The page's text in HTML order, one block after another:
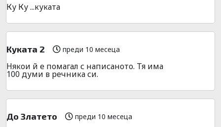
Ку Ку ...куката
Куката 2 преди 10 месеца
Някои й е помагал с написаното. Тя има
100 думи в речника си.
До Златето преди 10 месеца